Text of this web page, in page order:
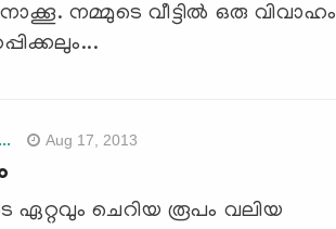
നമ്മുടെ വീട്ടില്‍ ഒരു വിവാഹം
Aug 17, 2013
ഏറ്റവും ചെറിയ രൂപം വലിയ